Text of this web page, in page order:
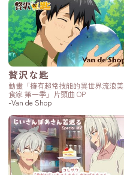
贅沢な匙
動畫「擁有超常技能的異世界流浪美
食家 第一季」片頭曲 OP
-Van de Shop